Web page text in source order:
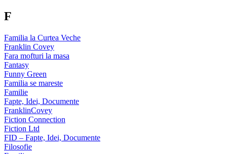
F
Familia la Curtea Veche
Franklin Covey
Fara mofturi la masa
Fantasy
Funny Green
Familia se mareste
Familie
Fapte, Idei, Documente
FranklinCovey
Fiction Connection
Fiction Ltd
FID – Fapte, Idei, Documente
Filosofie